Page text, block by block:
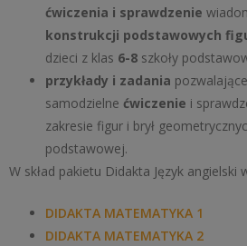
ćwiczenia i sprawdzenie
konstrukcji podstawowych
dzieci z klas 6-8 szkoły
przykłady i zadania
samodzielne ćwiczenie i
zakresie figur i brył
podstawowej.
W skład pakietu Didakta Język angielski
DIDAKTA MATEMATYKA 1
DIDAKTA MATEMATYKA 2